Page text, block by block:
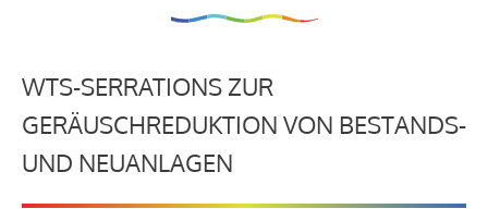
WTS-SERRATIONS ZUR
GERÄUSCHREDUKTION VON BESTANDS-
UND NEUANLAGEN